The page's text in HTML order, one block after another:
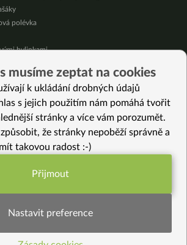
polévka
bylinkami
krémem
želé
s tofu
s koprem
musíme zeptat na cookies
k ukládání drobných údajů
s jejich použitím nám pomáhá tvořit
stránky a více vám porozumět.
že stránky nepoběží správně a
takovou radost :-)
potřebujeme (vždy
Přijmout
Nastavit preference